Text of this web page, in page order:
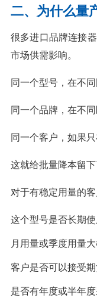
二、为什么量
很多进口品牌连接
市场供需影响。
同一个型号，在不
同一个品牌，在不
同一个客户，如果
这就给批量降本留下
对于有稳定用量的
这个型号是否长期使
月用量或季度用量
客户是否可以接受期
是否有年度或半年